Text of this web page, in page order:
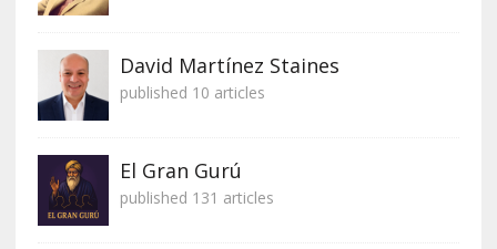
David Martínez Staines
published 10 articles
El Gran Gurú
published 131 articles